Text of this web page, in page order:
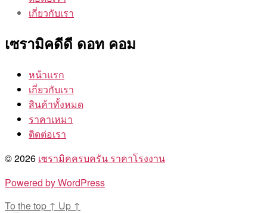
เกี่ยวกับเรา
เซรามิคดีดี ดอท คอม
หน้าแรก
เกี่ยวกับเรา
สินค้าทั้งหมด
ราคาเหมา
ติดต่อเรา
© 2026 เซรามิคครบครัน ราคาโรงงาน
Powered by WordPress
To the top ↑ Up ↑